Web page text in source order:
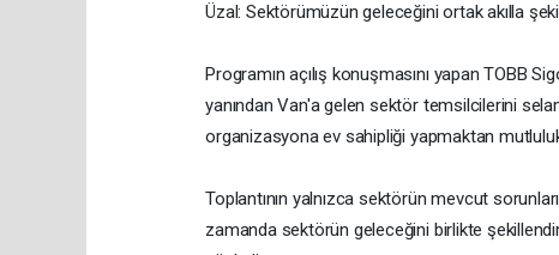
Üzal: Sektörümüzün geleceğini ortak akılla
Programın açılış konuşmasını yapan TOBB
yanından Van'a gelen sektör temsilcilerini
organizasyona ev sahipliği yapmaktan
Toplantının yalnızca sektörün mevcut
zamanda sektörün geleceğini birlikte